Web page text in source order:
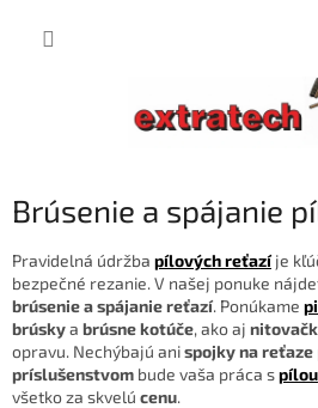
Brúsenie a spájanie
Pravidelná údržba pílových reťazíje
bezpečné rezanie. V našej ponuke
brúsenie a spájanie reťazí. Ponúkame
brúskya brúsne kotúče, ako aj
opravu. Nechýbajú anispojky na reťaze
príslušenstvom bude vaša práca spílou
všetko za skvelú cenu.